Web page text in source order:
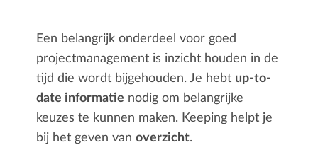
Een belangrijk onderdeel voor goed
projectmanagement is inzicht houden in de
tijd die wordt bijgehouden. Je hebt up-to-
date informatie nodig om belangrijke
keuzes te kunnen maken. Keeping helpt je
bij het geven vanoverzicht.